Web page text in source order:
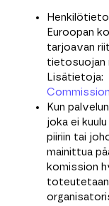
Euroopan
tarjoavan
tietosuojan
Lisätietoja:
Kun
joka ei
piiriin tai
mainittua
komission
toteutetaan